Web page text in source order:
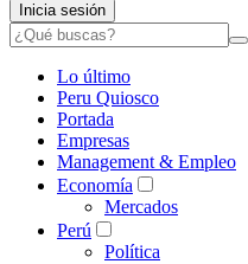
Inicia sesión
Lo último
Peru Quiosco
Portada
Empresas
Management & Empleo
Economía
Mercados
Perú
Política